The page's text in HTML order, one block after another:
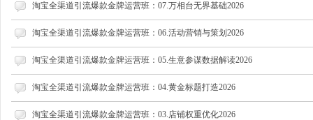
淘宝全渠道引流爆款金牌运营班：07.万相台无界基础2026
淘宝全渠道引流爆款金牌运营班：06.活动营销与策划2026
淘宝全渠道引流爆款金牌运营班：05.生意参谋数据解读2026
淘宝全渠道引流爆款金牌运营班：04.黄金标题打造2026
淘宝全渠道引流爆款金牌运营班：03.店铺权重优化2026